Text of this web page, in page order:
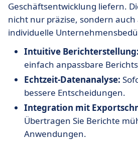
Geschäftsentwicklung liefern.
nicht nur präzise, sondern auch
individuelle
Intuitive Berichterstellung:
einfach anpassbare
Echtzeit-Datenanalyse:
bessere Entscheidungen.
Integration mit
Übertragen Sie Berichte
Anwendungen.